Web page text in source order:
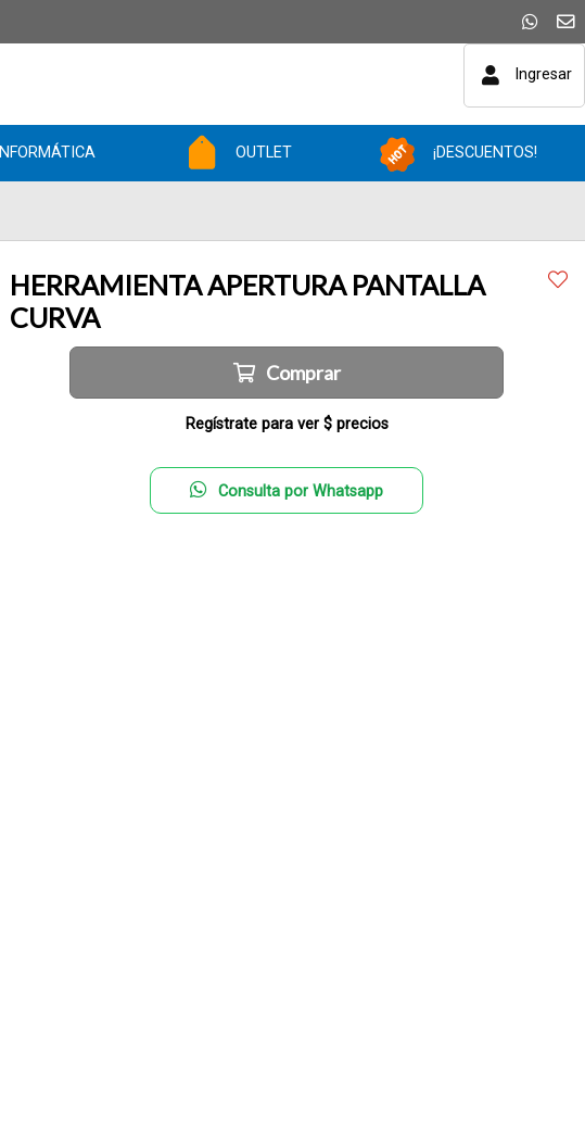
Ingresar
INFORMÁTICA OUTLET ¡DESCUENTOS!
HERRAMIENTA APERTURA PANTALLA
CURVA
Comprar
Regístrate para ver $ precios
Consulta por Whatsapp